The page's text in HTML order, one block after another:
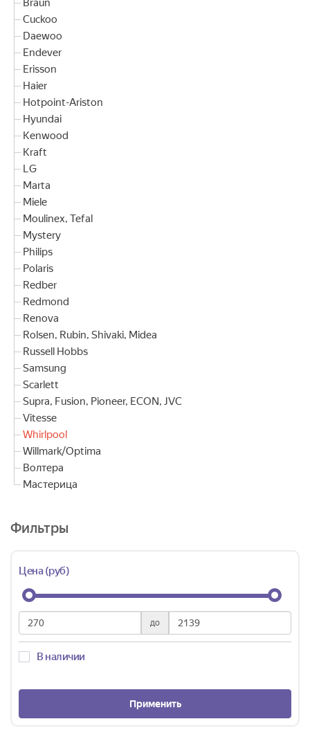
Braun
Cuckoo
Daewoo
Endever
Erisson
Haier
Hotpoint-Ariston
Hyundai
Kenwood
Kraft
LG
Marta
Miele
Moulinex, Tefal
Mystery
Philips
Polaris
Redber
Redmond
Renova
Rolsen, Rubin, Shivaki, Midea
Russell Hobbs
Samsung
Scarlett
Supra, Fusion, Pioneer, ECON, JVC
Vitesse
Whirlpool
Willmark/Optima
Волтера
Мастерица
Фильтры
Цена (руб)
до
В наличии
Применить